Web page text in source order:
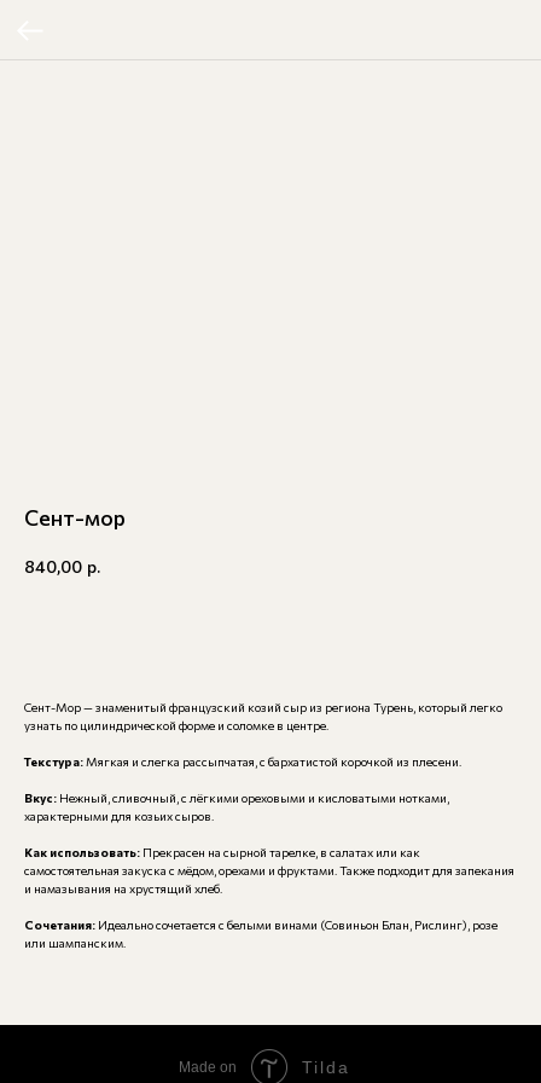
Сент-мор
840,00 р.
Сент-Мор — знаменитый французский козий сыр из региона Турень, который легко
узнать по цилиндрической форме и соломке в центре.
Текстура:Мягкая и слегка рассыпчатая, с бархатистой корочкой из плесени.
Вкус: Нежный, сливочный, с лёгкими ореховыми и кисловатыми нотками,
характерными для козьих сыров.
Как использовать: Прекрасен на сырной тарелке, в салатах или как
самостоятельная закуска с мёдом, орехами и фруктами. Также подходит для запекания
и намазывания на хрустящий хлеб.
Сочетания: Идеально сочетается с белыми винами (Совиньон Блан, Рислинг), розе
или шампанским.
Made on Tilda